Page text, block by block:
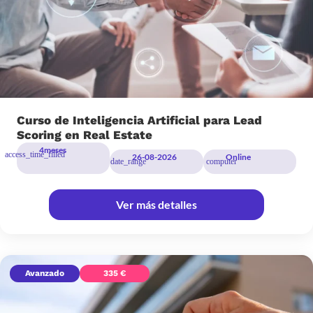
Curso de Inteligencia Artificial para Lead
Scoring en Real Estate
4meses
26-08-2026 Online
Ver más detalles
Avanzado 335 €